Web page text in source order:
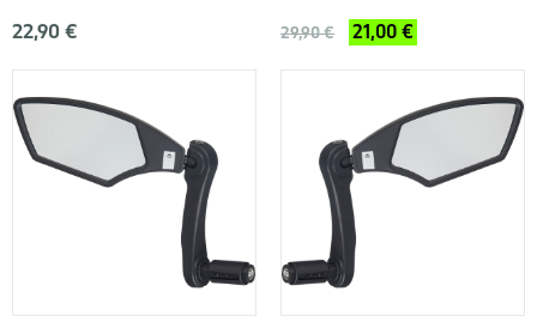
22,90 € 29,90 € 21,00 €